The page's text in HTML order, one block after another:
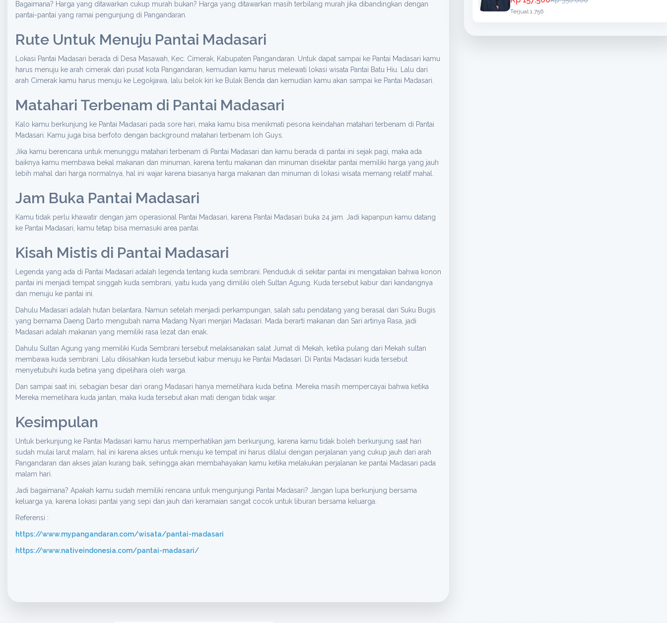
Bagaimana? Harga yang ditawarkan cukup murah bukan? Harga yang ditawarkan masih terbilang murah jika dibandingkan dengan
pantai-pantai yang ramai pengunjung di Pangandaran.
Rute Untuk Menuju Pantai Madasari
Lokasi Pantai Madasari berada di Desa Masawah, Kec. Cimerak, Kabupaten Pangandaran. Untuk dapat sampai ke Pantai Madasari kamu
harus menuju ke arah cimerak dari pusat kota Pangandaran, kemudian kamu harus melewati lokasi wisata Pantai Batu Hiu. Lalu dari
arah Cimerak kamu harus menuju ke Legokjawa, lalu belok kiri ke Bulak Benda dan kemudian kamu akan sampai ke Pantai Madasari.
Matahari Terbenam di Pantai Madasari
Kalo kamu berkunjung ke Pantai Madasari pada sore hari, maka kamu bisa menikmati pesona keindahan matahari terbenam di Pantai
Madasari. Kamu juga bisa berfoto dengan background matahari terbenam loh Guys.
Jika kamu berencana untuk menunggu matahari terbenam di Pantai Madasari dan kamu berada di pantai ini sejak pagi, maka ada
baiknya kamu membawa bekal makanan dan minuman, karena tentu makanan dan minuman disekitar pantai memiliki harga yang jauh
lebih mahal dari harga normalnya, hal ini wajar karena biasanya harga makanan dan minuman di lokasi wisata memang relatif mahal.
Jam Buka Pantai Madasari
Kamu tidak perlu khawatir dengan jam operasional Pantai Madasari, karena Pantai Madasari buka 24 jam. Jadi kapanpun kamu datang
ke Pantai Madasari, kamu tetap bisa memasuki area pantai.
Kisah Mistis di Pantai Madasari
Legenda yang ada di Pantai Madasari adalah legenda tentang kuda sembrani. Penduduk di sekitar pantai ini mengatakan bahwa konon
pantai ini menjadi tempat singgah kuda sembrani, yaitu kuda yang dimiliki oleh Sultan Agung. Kuda tersebut kabur dari kandangnya
dan menuju ke pantai ini.
Dahulu Madasari adalah hutan belantara. Namun setelah menjadi perkampungan, salah satu pendatang yang berasal dari Suku Bugis
yang bernama Daeng Darto mengubah nama Madang Nyari menjari Madasari. Mada berarti makanan dan Sari artinya Rasa, jadi
Madasari adalah makanan yang memiliki rasa lezat dan enak.
Dahulu Sultan Agung yang memiliki Kuda Sembrani tersebut melaksanakan salat Jumat di Mekah, ketika pulang dari Mekah sultan
membawa kuda sembrani. Lalu dikisahkan kuda tersebut kabur menuju ke Pantai Madasari. Di Pantai Madasari kuda tersebut
menyetubuhi kuda betina yang dipelihara oleh warga.
Dan sampai saat ini, sebagian besar dari orang Madasari hanya memelihara kuda betina. Mereka masih mempercayai bahwa ketika
Mereka memelihara kuda jantan, maka kuda tersebut akan mati dengan tidak wajar.
Kesimpulan
Untuk berkunjung ke Pantai Madasari kamu harus memperhatikan jam berkunjung, karena kamu tidak boleh berkunjung saat hari
sudah mulai larut malam, hal ini karena akses untuk menuju ke tempat ini harus dilalui dengan perjalanan yang cukup jauh dari arah
Pangandaran dan akses jalan kurang baik, sehingga akan membahayakan kamu ketika melakukan perjalanan ke pantai Madasari pada
malam hari.
Jadi bagaimana? Apakah kamu sudah memiliki rencana untuk mengunjungi Pantai Madasari? Jangan lupa berkunjung bersama
keluarga ya, karena lokasi pantai yang sepi dan jauh dari keramaian sangat cocok untuk liburan bersama keluarga.
Referensi :
https://www.mypangandaran.com/wisata/pantai-madasari
https://www.nativeindonesia.com/pantai-madasari/
Terjual 1.756